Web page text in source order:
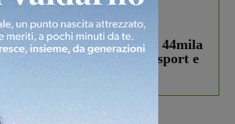
2026
Smart Cities, oltre 44mila
torna il bando per lo sport e
Estrair